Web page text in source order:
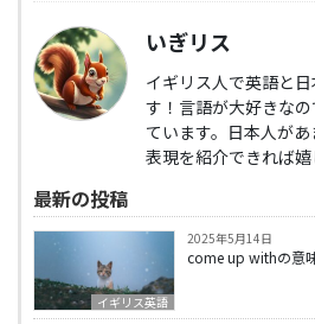
いぎリス
イギリス人で英語と
す！言語が大好きな
ています。日本人が
表現を紹介できれば嬉
最新の投稿
イギリス英語
2025年5月14日
come up withの意